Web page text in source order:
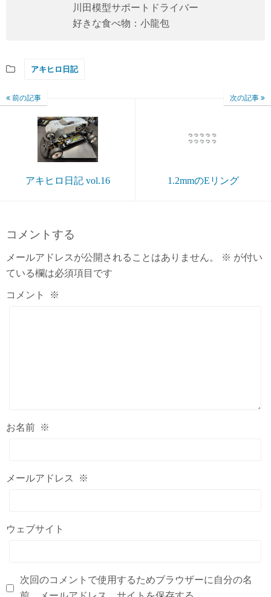
川田模型サポートドライバー
好きな食べ物：小龍包
アキヒロ日記
前の記事
アキヒロ日記 vol.16
次の記事
1.2mmのEリング
コメントする
メールアドレスが公開されることはありません。 ※ が付い
ている欄は必須項目です
コメント ※
お名前 ※
メールアドレス ※
ウェブサイト
次回のコメントで使用するためブラウザーに自分の名